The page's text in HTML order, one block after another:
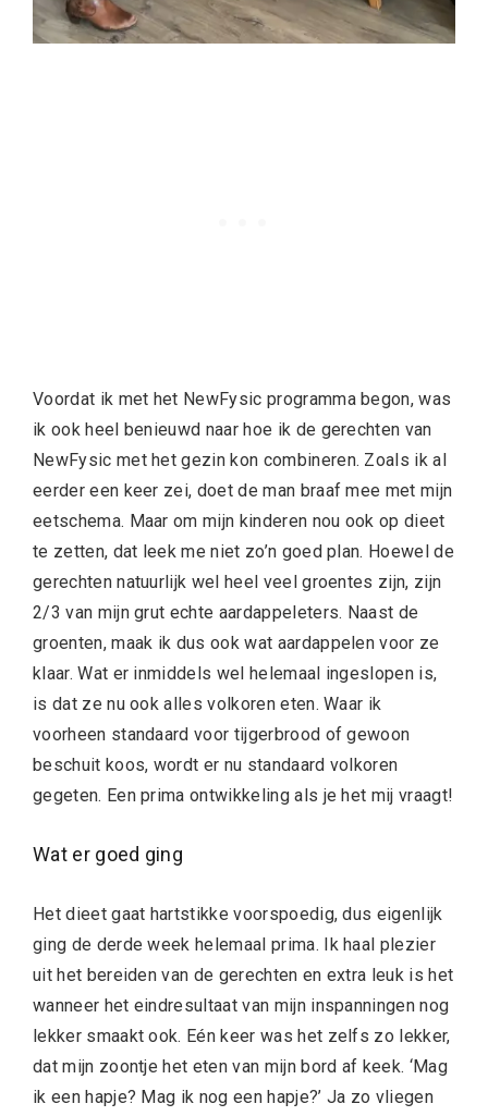
Voordat ik met het NewFysic programma begon, was
ik ook heel benieuwd naar hoe ik de gerechten van
NewFysic met het gezin kon combineren. Zoals ik al
eerder een keer zei, doet de man braaf mee met mijn
eetschema. Maar om mijn kinderen nou ook op dieet
te zetten, dat leek me niet zo’n goed plan. Hoewel de
gerechten natuurlijk wel heel veel groentes zijn, zijn
2/3 van mijn grut echte aardappeleters. Naast de
groenten, maak ik dus ook wat aardappelen voor ze
klaar. Wat er inmiddels wel helemaal ingeslopen is,
is dat ze nu ook alles volkoren eten. Waar ik
voorheen standaard voor tijgerbrood of gewoon
beschuit koos, wordt er nu standaard volkoren
gegeten. Een prima ontwikkeling als je het mij vraagt!
Wat er goed ging
Het dieet gaat hartstikke voorspoedig, dus eigenlijk
ging de derde week helemaal prima. Ik haal plezier
uit het bereiden van de gerechten en extra leuk is het
wanneer het eindresultaat van mijn inspanningen nog
lekker smaakt ook. Eén keer was het zelfs zo lekker,
dat mijn zoontje het eten van mijn bord af keek. ‘Mag
ik een hapje? Mag ik nog een hapje?’ Ja zo vliegen